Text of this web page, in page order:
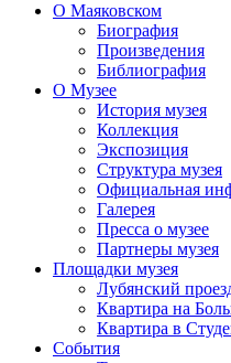
О Маяковском
Биография
Произведения
Библиография
О Музее
История музея
Коллекция
Экспозиция
Структура музея
Официальная
Галерея
Пресса о музее
Партнеры музея
Площадки музея
Лубянский
Квартира на
Квартира в
События